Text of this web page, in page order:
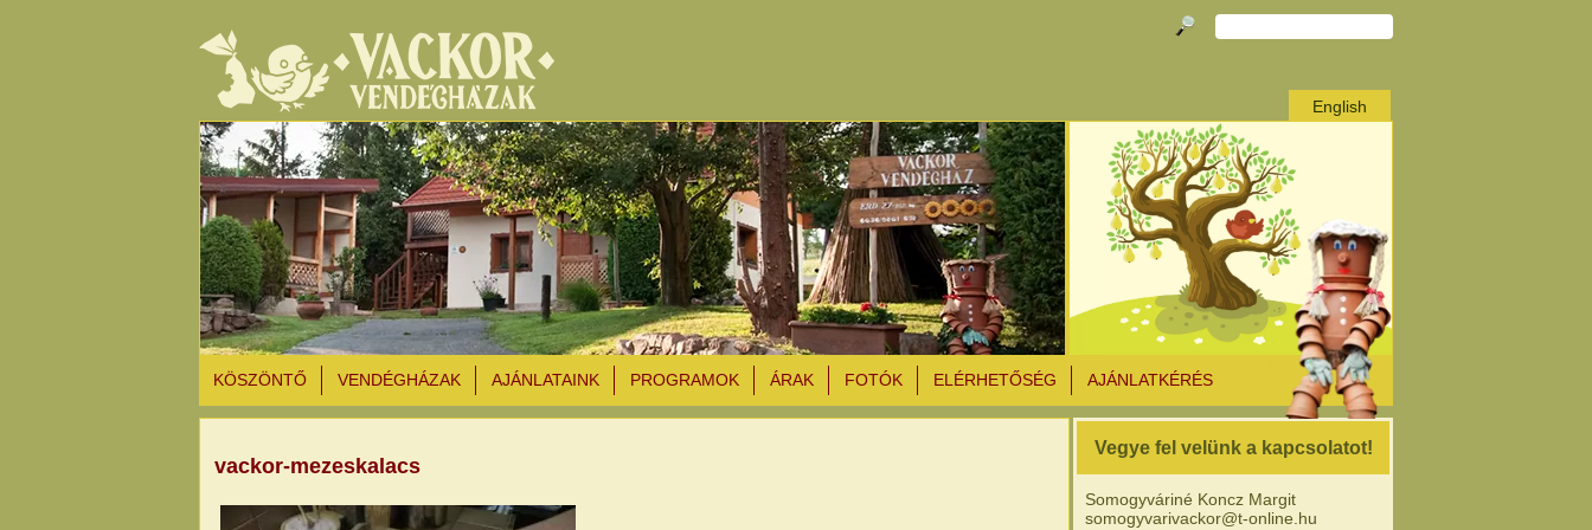
English
KÖSZÖNTŐ VENDÉGHÁZAK AJÁNLATAINK PROGRAMOK ÁRAK FOTÓK ELÉRHETŐSÉG AJÁNLATKÉRÉS
vackor-mezeskalacs
Vegye fel velünk a kapcsolatot!
Somogyváriné Koncz Margit
somogyvarivackor@t-online.hu